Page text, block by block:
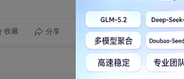
收藏 分享 转发到动态 举报